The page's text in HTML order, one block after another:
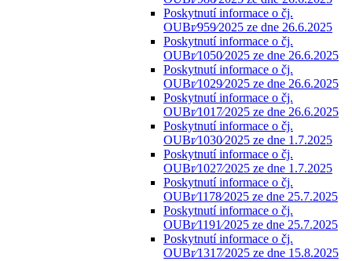
Poskytnutí informace o čj.
OUBr⁄959⁄2025 ze dne 26.6.2025
Poskytnutí informace o čj.
OUBr⁄1050⁄2025 ze dne 26.6.2025
Poskytnutí informace o čj.
OUBr⁄1029⁄2025 ze dne 26.6.2025
Poskytnutí informace o čj.
OUBr⁄1017⁄2025 ze dne 26.6.2025
Poskytnutí informace o čj.
OUBr⁄1030⁄2025 ze dne 1.7.2025
Poskytnutí informace o čj.
OUBr⁄1027⁄2025 ze dne 1.7.2025
Poskytnutí informace o čj.
OUBr⁄1178⁄2025 ze dne 25.7.2025
Poskytnutí informace o čj.
OUBr⁄1191⁄2025 ze dne 25.7.2025
Poskytnutí informace o čj.
OUBr⁄1317⁄2025 ze dne 15.8.2025